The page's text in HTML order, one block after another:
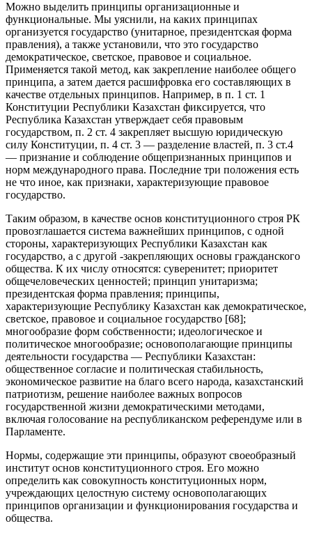
Можно выделить принципы организационные и
функциональные. Мы уяснили, на каких принципах
организуется государство (унитарное, президентская форма
правления), а также установили, что это государство
демократическое, светское, правовое и социальное.
Применяется такой метод, как закрепление наиболее общего
принципа, а затем дается расшифровка его составляющих в
качестве отдельных принципов. Например, в п. 1 ст. 1
Конституции Республики Казахстан фиксируется, что
Республика Казахстан утверждает себя правовым
государством, п. 2 ст. 4 закрепляет высшую юридическую
силу Конституции, п. 4 ст. 3 — разделение властей, п. 3 ст.4
— признание и соблюдение общепризнанных принципов и
норм международного права. Последние три положения есть
не что иное, как признаки, характеризующие правовое
государство.
Таким образом, в качестве основ конституционного строя РК
провозглашается система важнейших принципов, с одной
стороны, характеризующих Республики Казахстан как
государство, а с другой -закрепляющих основы гражданского
общества. К их числу относятся: суверенитет; приоритет
общечеловеческих ценностей; принцип унитаризма;
президентская форма правления; принципы,
характеризующие Республику Казахстан как демократическое,
светское, правовое и социальное государство [68];
многообразие форм собственности; идеологическое и
политическое многообразие; основополагающие принципы
деятельности государства — Республики Казахстан:
общественное согласие и политическая стабильность,
экономическое развитие на благо всего народа, казахстанский
патриотизм, решение наиболее важных вопросов
государственной жизни демократическими методами,
включая голосование на республиканском референдуме или в
Парламенте.
Нормы, содержащие эти принципы, образуют своеобразный
институт основ конституционного строя. Его можно
определить как совокупность конституционных норм,
учреждающих целостную систему основополагающих
принципов организации и функционирования государства и
общества.